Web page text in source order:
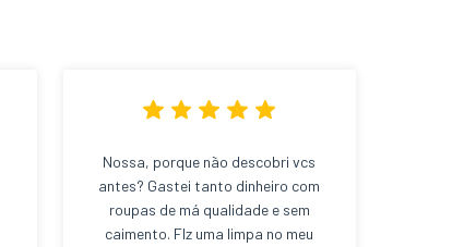
Nossa, porque não descobri vcs
antes? Gastei tanto dinheiro com
roupas de má qualidade e sem
caimento. FIz uma limpa no meu